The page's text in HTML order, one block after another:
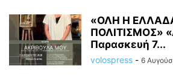
«ΟΛΗ Η
ΠΟΛΙΤΙΣΜΟΣ»
Παρασκευή 7...
volospress - 6